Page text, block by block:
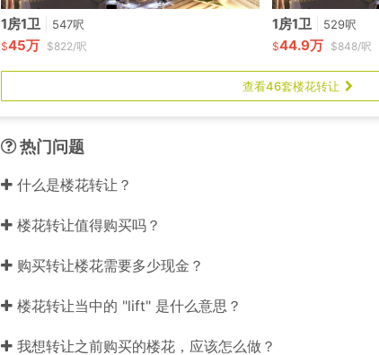
1房1卫 547呎
$45万 $822/呎
1房1卫 529呎
$44.9万 $848/呎
查看46套楼花转让
热门问题
什么是楼花转让？
楼花转让值得购买吗？
购买转让楼花需要多少现金？
楼花转让当中的 "lift" 是什么意思？
我想转让之前购买的楼花，应该怎么做？